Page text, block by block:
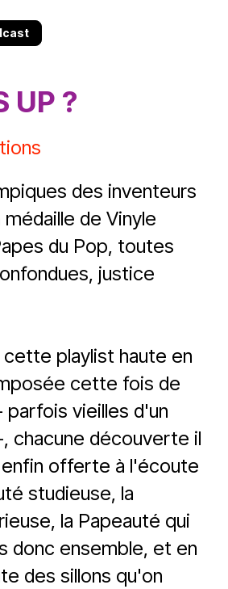
UP ?
des inventeurs
de Vinyle
du Pop, toutes
justice
playlist haute en
cette fois de
parfois vieilles d'un
chacune découverte il
enfin offerte à l'écoute
studieuse, la
la Papeauté qui
donc ensemble, et en
des sillons qu'on